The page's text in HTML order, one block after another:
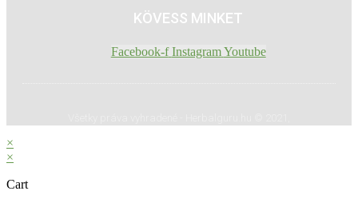
KÖVESS MINKET
Facebook-f InstagramYoutube
×
×
Cart